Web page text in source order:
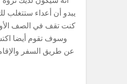
يبدو أن أعداء ستتغلب
كنت تقف في الصف
وسوف تقوم أيضا
عن طريق السفر